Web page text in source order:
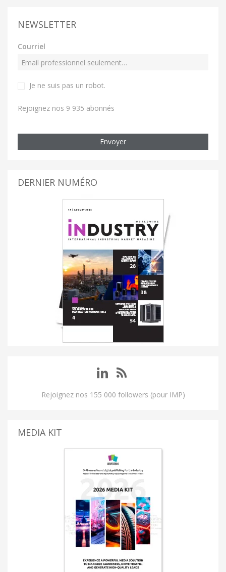
NEWSLETTER
Courriel
Je ne suis pas un robot.
Rejoignez nos 9 935 abonnés
Envoyer
DERNIER NUMÉRO
Rejoignez nos 155 000 followers (pour IMP)
MEDIA KIT